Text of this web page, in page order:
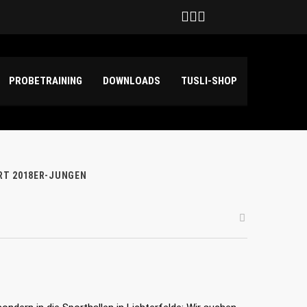
PROBETRAINING DOWNLOADS TUSLI-SHOP
2018ER-JUNGEN